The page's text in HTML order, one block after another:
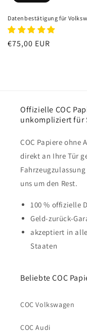
Datenbestätigung für
Regular
€75,00 EUR
Offizielle COC
unkompliziert für
COC Papiere ohne
direkt an Ihre Tür
uns um den Rest.
100 % offizielle
Geld-zurück-
akzeptiert in
Staaten
Beliebte COC
COC Volkswagen
COC Audi